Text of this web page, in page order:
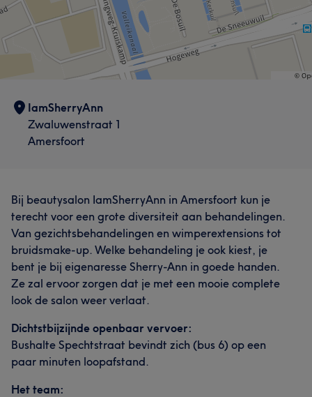
IamSherryAnn
Zwaluwenstraat 1
Amersfoort
Bij beautysalon IamSherryAnn in Amersfoort kun je
terecht voor een grote diversiteit aan behandelingen.
Van gezichtsbehandelingen en wimperextensions tot
bruidsmake-up. Welke behandeling je ook kiest, je
bent je bij eigenaresse Sherry-Ann in goede handen.
Ze zal ervoor zorgen dat je met een mooie complete
look de salon weer verlaat.
Dichtstbijzijnde openbaar vervoer:
Bushalte Spechtstraat bevindt zich (bus 6) op een
paar minuten loopafstand.
Het team: